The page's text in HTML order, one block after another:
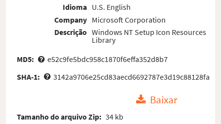
Idioma
Company
Descrição
U.S. English
Microsoft Corporation
Windows NT Setup Icon Resources
Library
MD5:
e52c9fe5bdc958c1870f6effa352d8b7
SHA-1:
3142a9706e25cd83aecd6692787e3d19c88128fa
Baixar
Tamanho do arquivo Zip: 34 kb